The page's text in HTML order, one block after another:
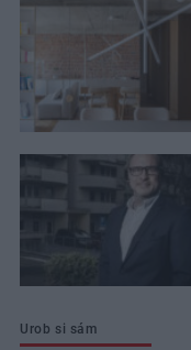
Urob si sám